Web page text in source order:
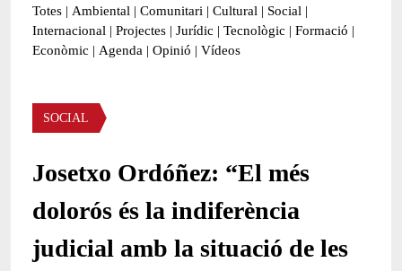
Totes | Ambiental | Comunitari | Cultural | Social |
Internacional | Projectes | Jurídic | Tecnològic | Formació |
Econòmic | Agenda | Opinió | Vídeos
Àmbit de la notícia
SOCIAL
Josetxo Ordóñez: “El més
dolorós és la indiferència
judicial amb la situació de les